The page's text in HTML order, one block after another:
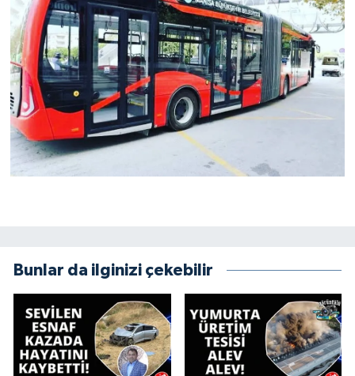
Bunlar da ilginizi çekebilir